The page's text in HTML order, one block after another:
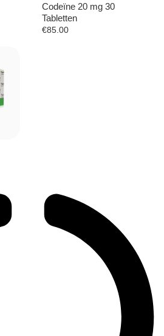
Codeïne 20 mg 30
Tabletten
€85.00